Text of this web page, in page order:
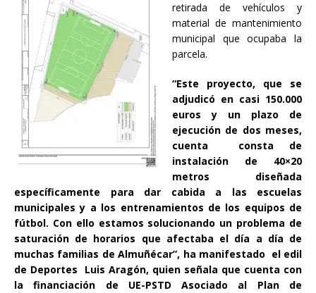
retirada de vehículos y
material de mantenimiento
municipal que ocupaba la
parcela.
“Este proyecto, que se
adjudicó en casi 150.000
euros y un plazo de
ejecución de dos meses,
cuenta consta de
instalación de 40×20
metros diseñada
específicamente para dar cabida a las escuelas
municipales y a los entrenamientos de los equipos de
fútbol. Con ello estamos solucionando un problema de
saturación de horarios que afectaba el día a día de
muchas familias de Almuñécar”, ha manifestado el edil
de Deportes Luis Aragón, quien señala que cuenta con
la financiación de UE-PSTD Asociado al Plan de